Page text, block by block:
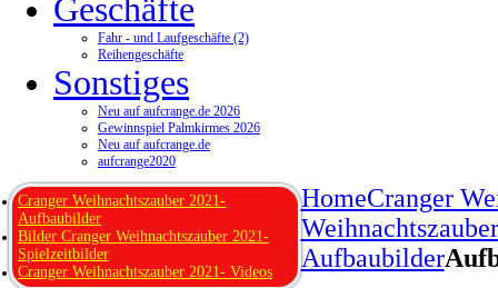
Geschäfte
Fahr - und Laufgeschäfte (2)
Reihengeschäfte
Sonstiges
Neu auf aufcrange.de 2026
Gewinnspiel Palmkirmes 2026
Neu auf aufcrange.de
aufcrange2020
HomeCranger
Aufbaubilder
Cranger Weihnachtszauber 2021-
Aufbaubilder
Bilder Cranger Weihnachtszauber 2021-
Spielzeitbilder
Cranger Weihnachtszauber 2021- Videos